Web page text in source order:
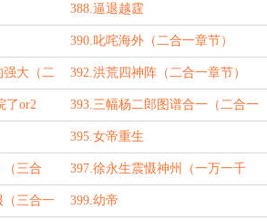
节）
388.逼退越霆
390.叱咤海外（二合一章节）
强大（二 392.洪荒四神阵（二合一章节）
了or2 393.三幅杨二郎图谱合一（二合一
章节）
395.女帝重生
（三合 397.徐永生震慑神州（一万一千
字，三合一大章节）
（三合一 399.幼帝